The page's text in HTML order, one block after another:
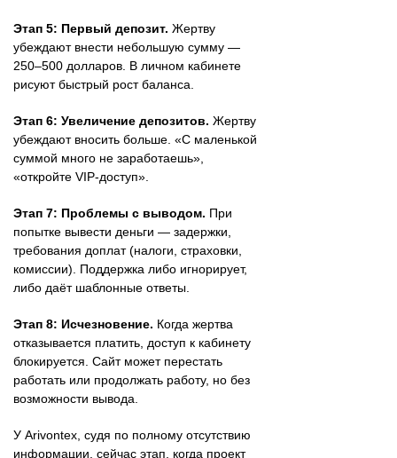
Этап 5: Первый депозит. Жертву
убеждают внести небольшую сумму —
250–500 долларов. В личном кабинете
рисуют быстрый рост баланса.
Этап 6: Увеличение депозитов. Жертву
убеждают вносить больше. «С маленькой
суммой много не заработаешь»,
«откройте VIP-доступ».
Этап 7: Проблемы с выводом. При
попытке вывести деньги — задержки,
требования доплат (налоги, страховки,
комиссии). Поддержка либо игнорирует,
либо даёт шаблонные ответы.
Этап 8: Исчезновение. Когда жертва
отказывается платить, доступ к кабинету
блокируется. Сайт может перестать
работать или продолжать работу, но без
возможности вывода.
У Arivontex, судя по полному отсутствию
информации, сейчас этап, когда проект